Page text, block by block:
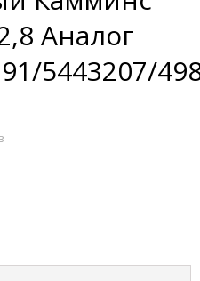
Аналог
5443207/